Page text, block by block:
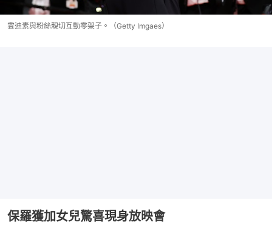
雲迪素與粉絲親切互動零架子。（Getty Imgaes）
保羅獲加女兒驚喜現身放映會